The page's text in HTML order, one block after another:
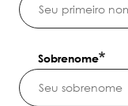
Sobrenome